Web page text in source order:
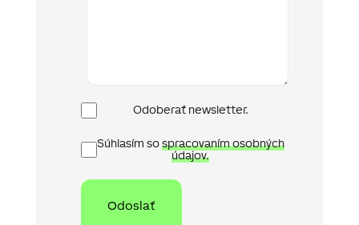
Newsletter
Odoberať newsletter.
Ochrana
osobních
údajů
Súhlasím sospracovaním osobných
údajov.